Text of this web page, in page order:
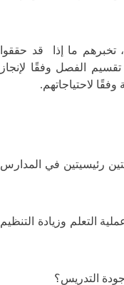
ما إذا قد حققوا
الفصل وفقًا لإنجاز
لاحتياجاتهم.
رئيسيتين في المدارس
التعلم وزيادة التنظيم
التدريس؟